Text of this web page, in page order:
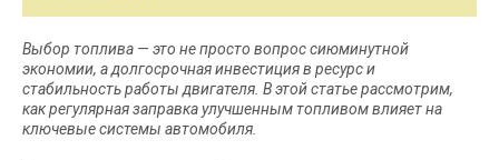
Выбор топлива — это не просто вопрос сиюминутной
экономии, а долгосрочная инвестиция в ресурс и
стабильность работы двигателя. В этой статье рассмотрим,
как регулярная заправка улучшенным топливом влияет на
ключевые системы автомобиля.